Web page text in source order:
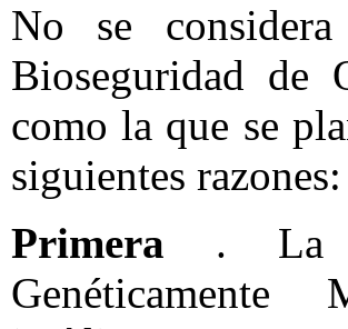
No se
Bioseguridad de
como la que se
siguientes razones:
Primera . La
Genéticamente